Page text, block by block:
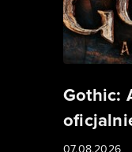
Gothic:
07.08.2026